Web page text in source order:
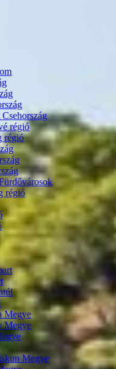
régió
régió
régió
Megye
Megye
Megye